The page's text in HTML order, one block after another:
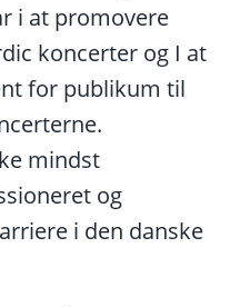
i at promovere
koncerter og I at
for publikum til
mindst
og
i den danske